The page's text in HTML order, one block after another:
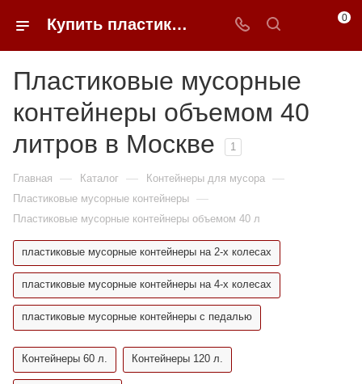
Купить пластиковые мусорные контейнеры 40 литров в Москве | 0FFER 0
Пластиковые мусорные
контейнеры объемом 40
литров в Москве
1
Главная — Каталог — Контейнеры для мусора —
Пластиковые мусорные контейнеры —
Пластиковые мусорные контейнеры объемом 40 л
пластиковые мусорные контейнеры на 2-х колесах
пластиковые мусорные контейнеры на 4-х колесах
пластиковые мусорные контейнеры с педалью
Контейнеры 60 л. Контейнеры 120 л.